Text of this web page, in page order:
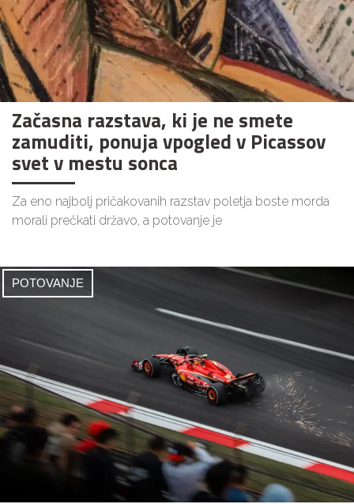
Začasna razstava, ki je ne smete
zamuditi, ponuja vpogled v Picassov
svet v mestu sonca
Za eno najbolj pričakovanih razstav poletja boste morda
morali prečkati državo, a potovanje je
POTOVANJE